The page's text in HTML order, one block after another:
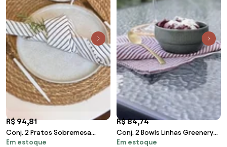
R$ 94,81
Conj. 2 Pratos Sobremesa
Vanilla
Em estoque
R$ 84,74
Conj. 2 Bowls Linhas Greenery
330 ml
Em estoque